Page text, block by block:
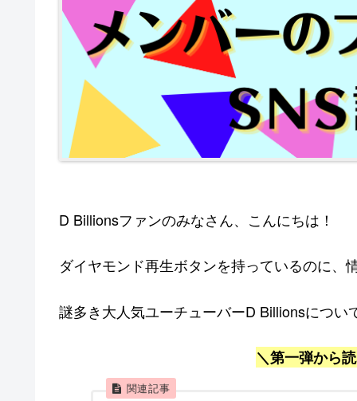
D Billionsファンのみなさん、こんにちは！
ダイヤモンド再生ボタンを持っているのに
謎多き大人気ユーチューバーD Billionsにつ
＼第一弾から